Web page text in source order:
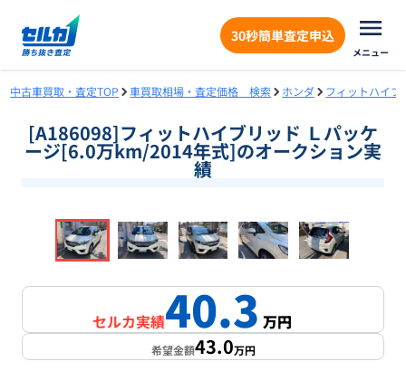
30秒簡単査定申込
メニュー
中古車買取・査定TOP 車買取相場・査定価格 検索 ホンダ フィットハイブ
[A186098]フィットハイブリッド Ｌパッケ
ージ[6.0万km/2014年式]のオークション実
績
1/18
セルカ実績40.3万円
希望金額43.0万円